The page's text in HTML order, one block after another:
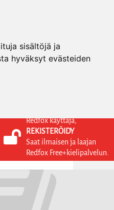
sisältöjä ja
hyväksyt evästeiden
KIRJAUDU SISÄÄN
REKISTERÖIDY
Redfox käyttäjä,
REKISTERÖIDY
Saat ilmaisen ja laajan
Redfox Free+kielipalvelun.